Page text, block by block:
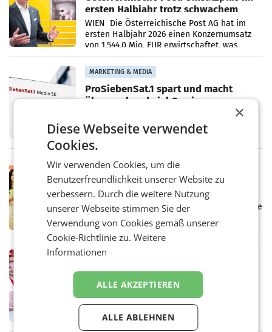
ersten Halbjahr trotz schwachem
Briefgeschäft
WIEN Die Österreichische Post AG hat im
ersten Halbjahr 2026 einen Konzernumsatz
von 1.544,0 Mio. EUR erwirtschaftet, was
einem Plus von 3,8 Prozent gegenüber dem
Vergleichszeitraum
MARKETING & MEDIA
ProSiebenSat.1 spart und macht
überraschend viel Gewinn
UNTERFÖHRING/MAILAND/AMSTERDAM. Der
Fernsehkonzern ProSiebenSat.1 hat im
Frühjahr dank Kostensenkungen operativ
wieder Gewinn gemacht und die
RETAIL
Eine Bühne für Zirkularität: ARA und
Müller informieren am POS über
Kreislauffähigkeit
Über den gesamten August hinweg rücken die
Altstoff Recycling Austria AG (ARA) und der
Handelskonzern Müller die Initiative
„Kreislauf-Helden“ in allen österreichischen
Müller-Filialen
RETAIL
Penny modernisiert zwei Filialen in
Ober- und Niederösterreich
WIENER NEUDORF. – Im Rahmen einer
laufenden Modernisierungsoffensive
erneuert Penny zwei Filialen in Nieder- und
Oberösterreich. Die beiden Standorte liegen
×
Diese Webseite verwendet
Cookies.
Wir verwenden Cookies, um die
Benutzerfreundlichkeit unserer Website zu
verbessern. Durch die weitere Nutzung
unserer Webseite stimmen Sie der
Verwendung von Cookies gemäß unserer
Cookie-Richtlinie zu.Weitere
Informationen
ALLE AKZEPTIEREN
ALLE ABLEHNEN